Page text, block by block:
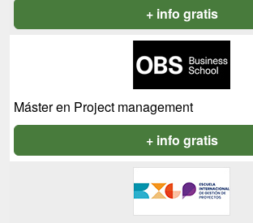
+ info gratis
Máster en Project management
+ info gratis